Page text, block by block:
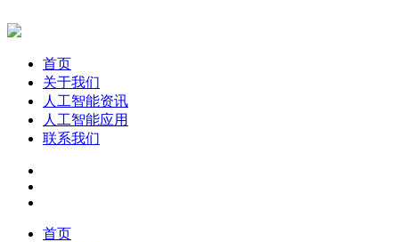
首页
关于我们
人工智能资讯
人工智能应用
联系我们
首页